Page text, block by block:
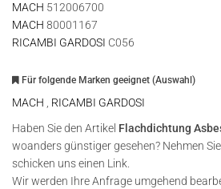
MACH 512006700
MACH 80001167
RICAMBI GARDOSI C056
Für folgende Marken geeignet (Auswahl)
MACH
RICAMBI GARDOSI
Haben Sie den Artikel Flachdichtung
woanders günstiger gesehen? Nehmen
schicken uns einen Link.
Wir werden Ihre Anfrage umgehend